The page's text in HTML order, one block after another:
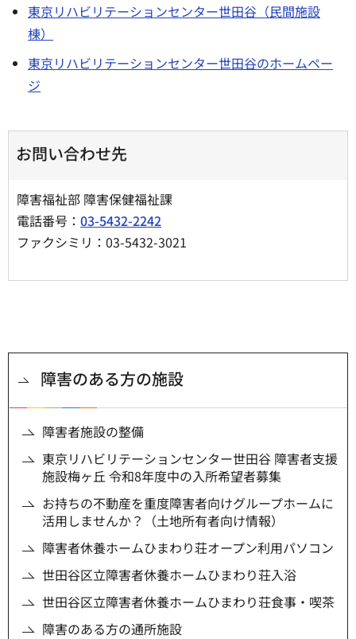
東京リハビリテーションセンター世田谷（民間施設
棟）
東京リハビリテーションセンター世田谷のホームペー
ジ
お問い合わせ先
障害福祉部 障害保健福祉課
電話番号： 03-5432-2242
ファクシミリ：03-5432-3021
障害のある方の施設
障害者施設の整備
東京リハビリテーションセンター世田谷 障害者支援
施設梅ヶ丘 令和8年度中の入所希望者募集
お持ちの不動産を重度障害者向けグループホームに
活用しませんか？（土地所有者向け情報）
障害者休養ホームひまわり荘オープン利用パソコン
世田谷区立障害者休養ホームひまわり荘入浴
世田谷区立障害者休養ホームひまわり荘食事・喫茶
障害のある方の通所施設